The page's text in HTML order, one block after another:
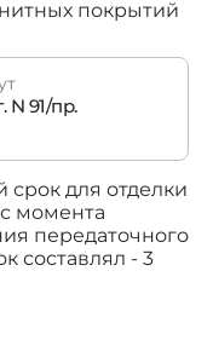
покрытий
N 91/пр.
для отделки
с момента
передаточного
составлял - 3